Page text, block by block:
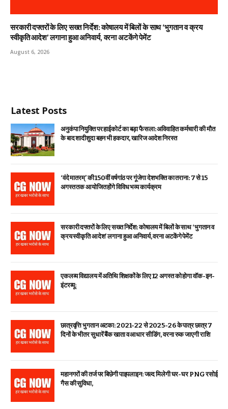
सरकारी दफ्तरों के लिए सख्त निर्देश: कोषालय में बिलों के साथ ‘भुगतान व क्रय
स्वीकृति आदेश’ लगाना हुआ अनिवार्य, वरना अटकेंगे पेमेंट
August 6, 2026
Latest Posts
अनुकंपा नियुक्ति पर हाईकोर्ट का बड़ा फैसला: अविवाहित कर्मचारी की मौत
के बाद शादीशुदा बहन भी हकदार, खारिज आदेश निरस्त
‘वंदे मातरम्’ की 150वीं वर्षगांठ पर गूंजेगा देशभक्ति का तराना: 7 से 15
अगस्त तक आयोजित होंगे विविध भव्य कार्यक्रम
सरकारी दफ्तरों के लिए सख्त निर्देश: कोषालय में बिलों के साथ ‘भुगतान व
क्रय स्वीकृति आदेश’ लगाना हुआ अनिवार्य, वरना अटकेंगे पेमेंट
एकलव्य विद्यालय में अतिथि शिक्षकों के लिए 12 अगस्त को होगा वॉक-इन-
इंटरव्यू:
छात्रवृत्ति भुगतान अटका: 2021-22 से 2025-26 के पात्र छात्र 7
दिनों के भीतर सुधारें बैंक खाता व आधार सीडिंग, वरना रुक जाएगी राशि
महानगरों की तर्ज पर बिछेगी पाइपलाइन: जल्द मिलेगी घर-घर PNG रसोई
गैस की सुविधा,